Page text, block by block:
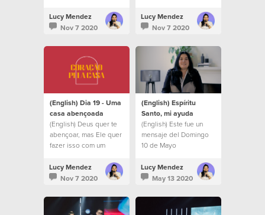
verdadeiro.
Lucy Mendez
Nov 7 2020
Lucy Mendez
Nov 7 2020
(English) Dia 19 - Uma
casa abençoada
(English) Deus quer te
abençoar, mas Ele quer
fazer isso com um
Lucy Mendez
Nov 7 2020
(English) Espíritu
Santo, mi ayuda
(English) Este fue un
mensaje del Domingo
10 de Mayo
Lucy Mendez
May 13 2020